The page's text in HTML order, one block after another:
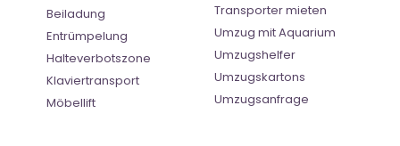
Beiladung
Entrümpelung
Halteverbotszone
Klaviertransport
Möbellift
Transporter mieten
Umzug mit Aquarium
Umzugshelfer
Umzugskartons
Umzugsanfrage